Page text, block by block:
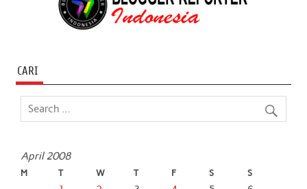
CARI
April 2008
M T W T F S S